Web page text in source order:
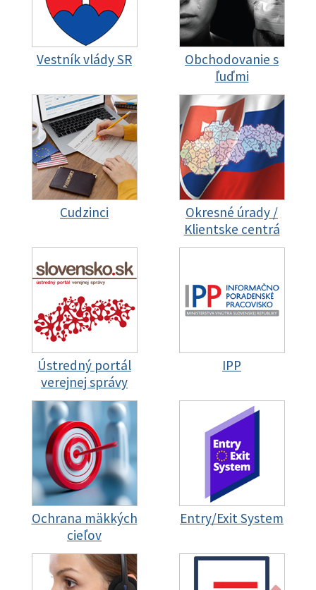
Vestník vlády SR
Obchodovanie s
ľuďmi
Cudzinci
Okresné úrady /
Klientske centrá
Ústredný portál
verejnej správy
IPP
Ochrana mäkkých
cieľov
Entry/Exit System